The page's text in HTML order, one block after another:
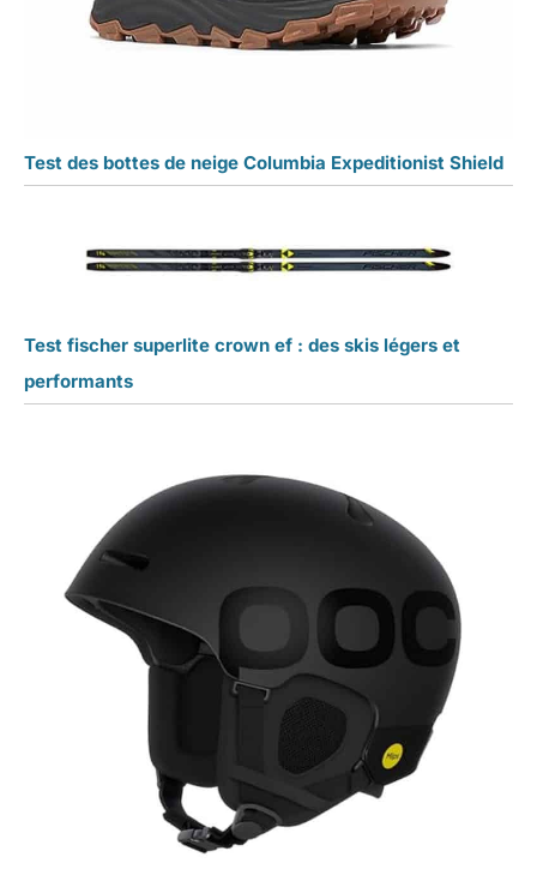
Test des bottes de neige Columbia Expeditionist Shield
Test fischer superlite crown ef : des skis légers et
performants